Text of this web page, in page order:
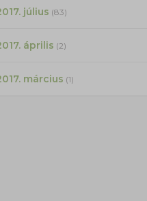
július (83)
április (2)
március (1)